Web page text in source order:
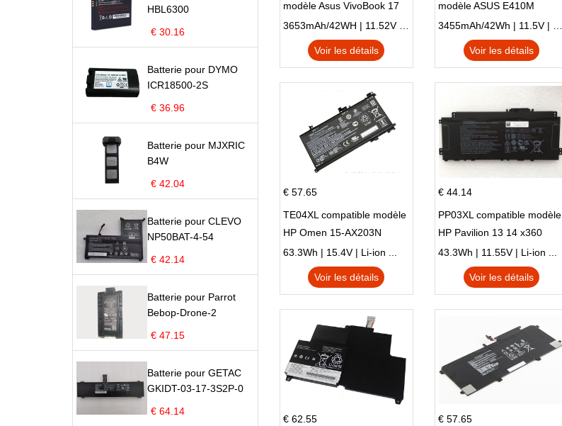
HBL6300
€ 30.16
Batterie pour DYMO
ICR18500-2S
€ 36.96
Batterie pour MJXRIC
B4W
€ 42.04
Batterie pour CLEVO
NP50BAT-4-54
€ 42.14
Batterie pour Parrot
Bebop-Drone-2
€ 47.15
Batterie pour GETAC
GKIDT-03-17-3S2P-0
€ 64.14
modèle Asus VivoBook 17
X705NC X705UA X705UV
X705UN X705UD
Voir les détails
modèle ASUS E410M
E410MA L410MA
Voir les détails
€ 57.65
TE04XL compatible modèle
HP Omen 15-AX203N
Omen 15 Series Pavilion 15
Series
63.3Wh | 15.4V | Li-ion ...
Voir les détails
€ 44.14
PP03XL compatible modèle
HP Pavilion 13 14 x360
L83388-AC1 L83388-421
HSTNN-LB8S M01118-421
M01144-005 13-BB 14-DV
43.3Wh | 11.55V | Li-ion ...
Voir les détails
€ 62.55
€ 57.65